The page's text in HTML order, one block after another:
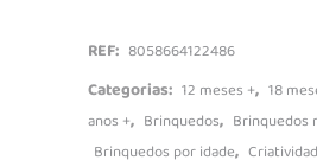
REF: 8058664122486
Categorias: 12 meses +, 18
anos +, Brinquedos, Brinquedos
Brinquedos por idade,